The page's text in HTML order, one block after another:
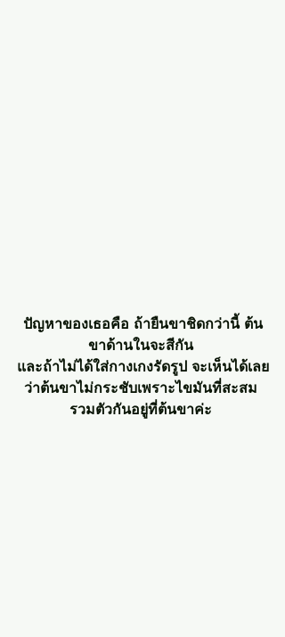
ปัญหาของเธอคือ ถ้ายืนขาชิดกว่านี้ ต้น
ขาด้านในจะสีกัน
และถ้าไม่ได้ใส่กางเกงรัดรูป จะเห็นได้เลย
ว่าต้นขาไม่กระชับเพราะไขมันที่สะสม
รวมตัวกันอยู่ที่ต้นขาค่ะ